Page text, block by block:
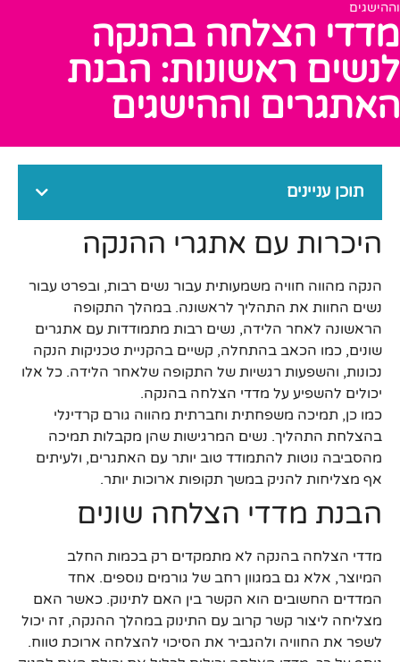
וההישגים
מדדי הצלחה בהנקה
לנשים ראשונות: הבנת
האתגרים וההישגים
תוכן עניינים
היכרות עם אתגרי ההנקה
הנקה מהווה חוויה משמעותית עבור נשים רבות, ובפרט עבור
נשים החוות את התהליך לראשונה. במהלך התקופה
הראשונה לאחר הלידה, נשים רבות מתמודדות עם אתגרים
שונים, כמו הכאב בהתחלה, קשיים בהקניית טכניקות הנקה
נכונות, והשפעות רגשיות של התקופה שלאחר הלידה. כל אלו
יכולים להשפיע על מדדי הצלחה בהנקה.
כמו כן, תמיכה משפחתית וחברתית מהווה גורם קרדינלי
בהצלחת התהליך. נשים המרגישות שהן מקבלות תמיכה
מהסביבה נוטות להתמודד טוב יותר עם האתגרים, ולעיתים
אף מצליחות להניק במשך תקופות ארוכות יותר.
הבנת מדדי הצלחה שונים
מדדי הצלחה בהנקה לא מתמקדים רק בכמות החלב
המיוצר, אלא גם במגוון רחב של גורמים נוספים. אחד
המדדים החשובים הוא הקשר בין האם לתינוק. כאשר האם
מצליחה ליצור קשר קרוב עם התינוק במהלך ההנקה, זה יכול
לשפר את החוויה ולהגביר את הסיכוי להצלחה ארוכת טווח.